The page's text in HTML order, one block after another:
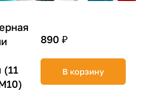
(11
890 ₽
В корзину